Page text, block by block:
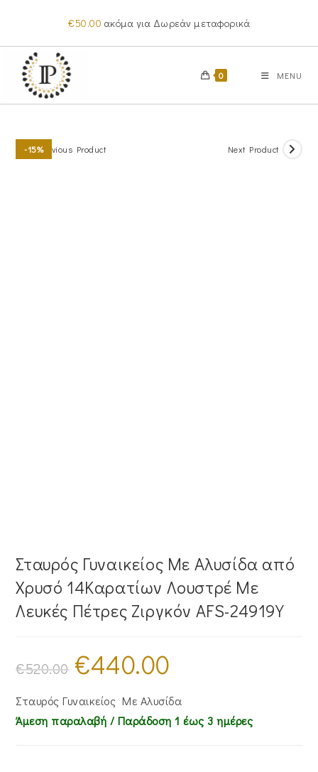
content
€50.00 ακόμα για Δωρεάν μεταφορικά
0 MENU
-15%Previous Product Next Product
Σταυρός Γυναικείος Με Αλυσίδα από
Χρυσό 14Καρατίων Λουστρέ Με
Λευκές Πέτρες Ζιργκόν AFS-24919Y
€520.00
Original
price
was:
€440.00
€440.00.
Σταυρός Γυναικείος Με Αλυσίδα
Άμεση παραλαβή / Παράδoση 1 έως 3 ημέρες